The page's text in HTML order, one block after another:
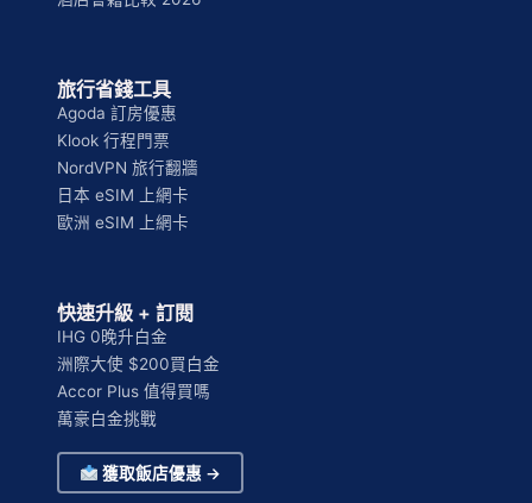
旅行省錢工具
Agoda 訂房優惠
Klook 行程門票
NordVPN 旅行翻牆
日本 eSIM 上網卡
歐洲 eSIM 上網卡
快速升級 + 訂閱
IHG 0晚升白金
洲際大使 $200買白金
Accor Plus 值得買嗎
萬豪白金挑戰
獲取飯店優惠 →